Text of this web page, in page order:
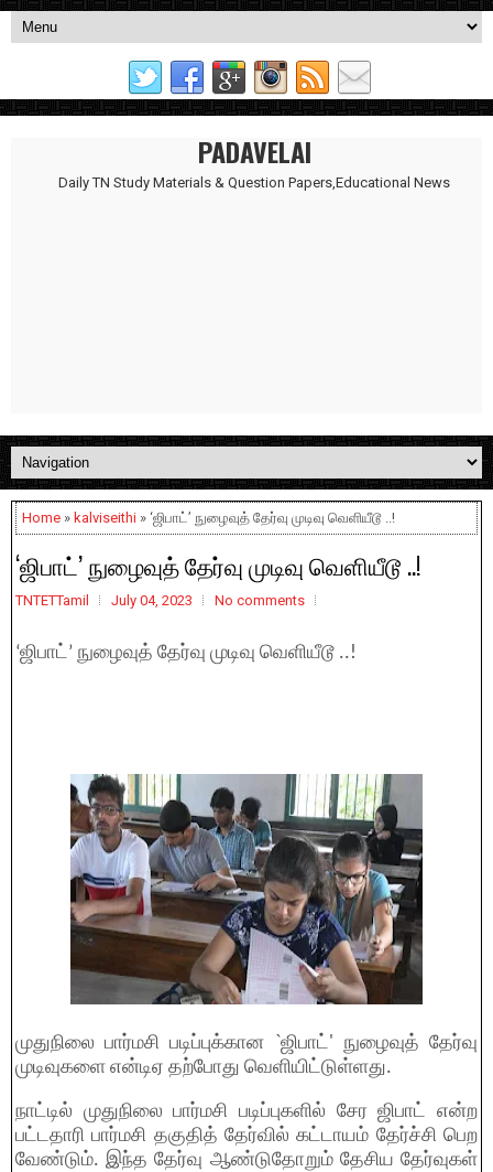
PADAVELAI
Daily TN Study Materials & Question Papers,Educational News
Home » kalviseithi » ‘ஜிபாட்’ நுழைவுத் தேர்வு முடிவு வெளியீடூ ..!
‘ஜிபாட்’ நுழைவுத் தேர்வு முடிவு வெளியீடூ ..!
TNTETTamil July 04, 2023 No comments
‘ஜிபாட்’ நுழைவுத் தேர்வு முடிவு வெளியீடூ ..!
முதுநிலை பார்மசி படிப்புக்கான `ஜிபாட்' நுழைவுத் தேர்வு
முடிவுகளை என்டிஏ தற்போது வெளியிட்டுள்ளது.
நாட்டில் முதுநிலை பார்மசி படிப்புகளில் சேர ஜிபாட் என்ற
பட்டதாரி பார்மசி தகுதித் தேர்வில் கட்டாயம் தேர்ச்சி பெற
வேண்டும். இந்த தேர்வு ஆண்டுதோறும் தேசிய தேர்வுகள்